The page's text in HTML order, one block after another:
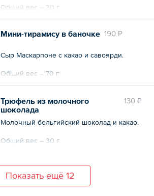
Общий вес – 30 г
190 ₽
Мини-тирамису в баночке
Сыр Маскарпоне с какао и савоярди.
Общий вес – 70 г
130 ₽
Трюфель из молочного
шоколада
Молочный бельгийский шоколад и какао.
Общий вес – 30 г
Показать ещё 12